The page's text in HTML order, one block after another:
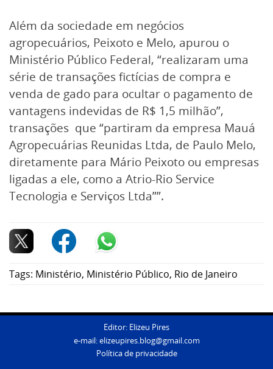
Além da sociedade em negócios
agropecuários, Peixoto e Melo, apurou o
Ministério Público Federal, “realizaram uma
série de transações fictícias de compra e
venda de gado para ocultar o pagamento de
vantagens indevidas de R$ 1,5 milhão”,
transações que “partiram da empresa Mauá
Agropecuárias Reunidas Ltda, de Paulo Melo,
diretamente para Mário Peixoto ou empresas
ligadas a ele, como a Atrio-Rio Service
Tecnologia e Serviços Ltda””.
Tags: Ministério, Ministério Público, Rio de Janeiro
Editor: Elizeu Pires
e-mail:elizeupires.blog@gmail.com
Política de privacidade